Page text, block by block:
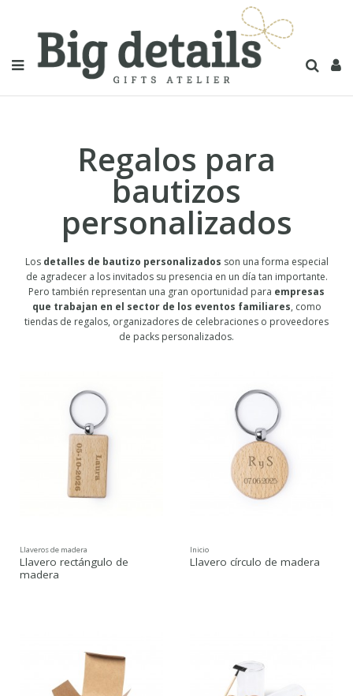
Regalos para
bautizos
personalizados
Los detalles de bautizo personalizados son una forma especial
de agradecer a los invitados su presencia en un día tan importante.
Pero también representan una gran oportunidad para empresas
que trabajan en el sector de los eventos familiares, como
tiendas de regalos, organizadores de celebraciones o proveedores
de packs personalizados.
Llaveros de madera
Llavero rectángulo de
madera
Inicio
Llavero círculo de madera